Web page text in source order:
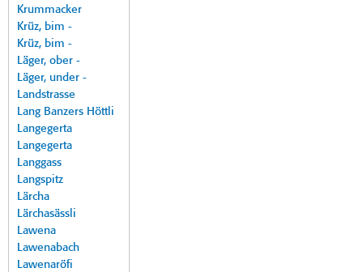
Krummacker
Krüz, bim -
Krüz, bim -
Läger, ober -
Läger, under -
Landstrasse
Lang Banzers Höttli
Langegerta
Langegerta
Langgass
Langspitz
Lärcha
Lärchasässli
Lawena
Lawenabach
Lawenaröfi